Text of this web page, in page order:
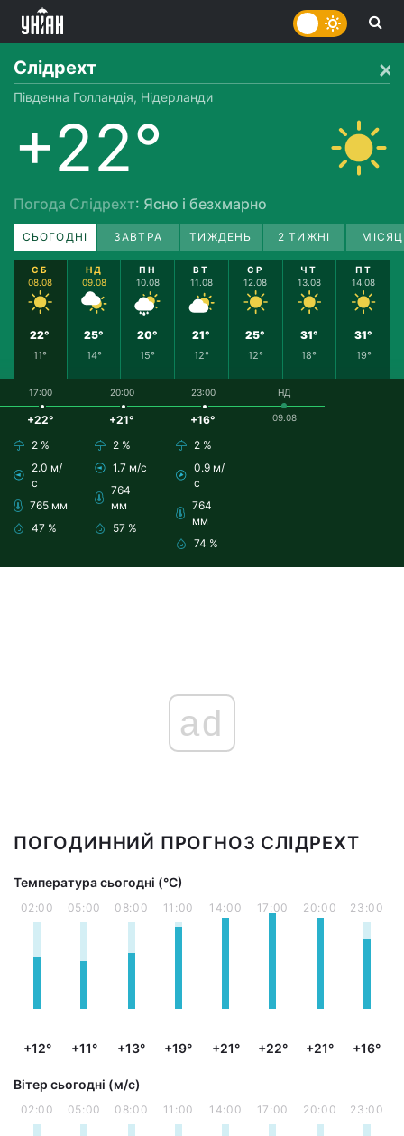
Слідрехт
Південна Голландія, Нідерланди
+22°
Погода Слідрехт: Ясно і безхмарно
СЬОГОДНІ ЗАВТРА ТИЖДЕНЬ 2 ТИЖНІ
СБ
08.08
22°
11°
НД
09.08
25°
14°
ПН
10.08
20°
15°
ВТ
11.08
21°
12°
СР
12.08
25°
12°
ЧТ
13.08
31°
18°
ПТ
14.08
31°
19°
17:00
+22°
2 %
2.0 м/
с
765 мм
47 %
20:00
+21°
2 %
1.7 м/с
764
мм
57 %
23:00
+16°
2 %
0.9 м/
с
764
мм
74 %
НД
09.08
ad
ПОГОДИННИЙ ПРОГНОЗ СЛІДРЕХТ
Температура сьогодні (°С)
02:00
+12°
05:00
+11°
08:00
+13°
11:00
+19°
14:00
+21°
17:00
+22°
20:00
+21°
23:00
+16°
Вітер сьогодні (м/с)
02:00 05:00 08:00 11:00 14:00 17:00 20:00 23:00